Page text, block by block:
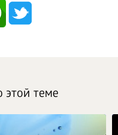
этой теме